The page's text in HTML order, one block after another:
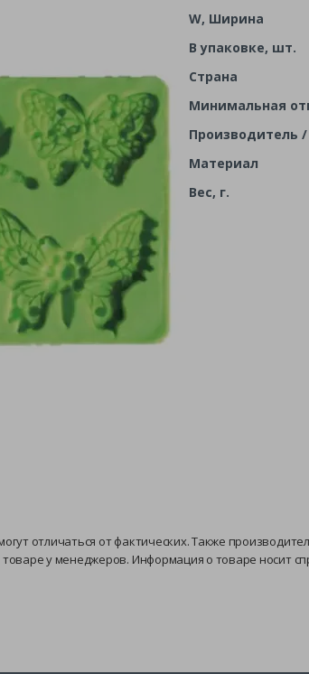
W, Ширина
В упаковке, шт.
Страна
Минимальная
Производитель
Материал
Вес, г.
отличаться от фактических. Также
у менеджеров. Информация о товаре носит